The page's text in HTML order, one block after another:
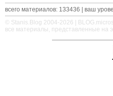
всего материалов: 133436 | ваш
© Stanis.Blog 2004-2026 |
все материалы, представленные на
———————